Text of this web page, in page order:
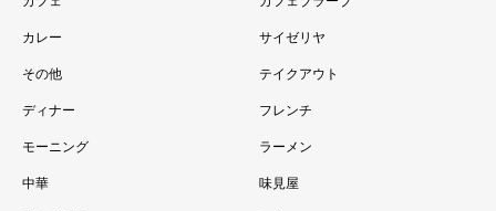
カレー サイゼリヤ
その他 テイクアウト
ディナー フレンチ
モーニング ラーメン
中華 味見屋